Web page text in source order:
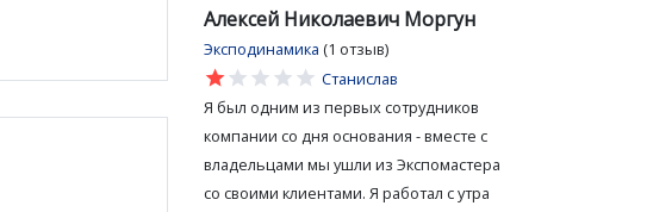
Алексей Николаевич Моргун
Эксподинамика (1 отзыв)
star
star
star
star
star
Станислав
Я был одним из первых сотрудников
компании со дня основания - вместе с
владельцами мы ушли из Экспомастера
со своими клиентами. Я работал с утра